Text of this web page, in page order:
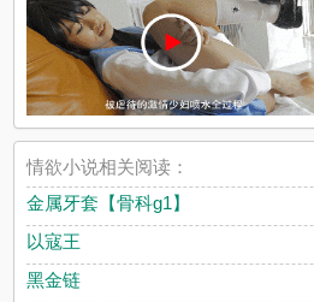
情欲小说相关阅读：
金属牙套【骨科g1】
以寇王
黑金链